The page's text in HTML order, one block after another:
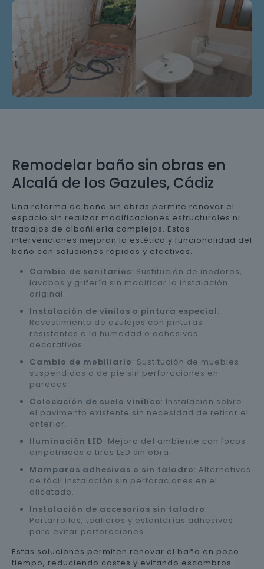
Remodelar baño sin obras en
Alcalá de los Gazules, Cádiz
Una reforma de baño sin obras permite renovar el
espacio sin realizar modificaciones estructurales ni
trabajos de albañilería complejos. Estas
intervenciones mejoran la estética y funcionalidad del
baño con soluciones rápidas y efectivas.
Cambio de sanitarios: Sustitución de inodoros,
lavabos y grifería sin modificar la instalación
original.
Instalación de vinilos o pintura especial:
Revestimiento de azulejos con pinturas
resistentes a la humedad o adhesivos
decorativos.
Cambio de mobiliario: Sustitución de muebles
suspendidos o de pie sin perforaciones en
paredes.
Colocación de suelo vinílico: Instalación sobre
el pavimento existente sin necesidad de retirar el
anterior.
Iluminación LED: Mejora del ambiente con focos
empotrados o tiras LED sin obra.
Mamparas adhesivas o sin taladro: Alternativas
de fácil instalación sin perforaciones en el
alicatado.
Instalación de accesorios sin taladro:
Portarrollos, toalleros y estanterías adhesivas
para evitar perforaciones.
Estas soluciones permiten renovar el baño en poco
tiempo, reduciendo costes y evitando escombros.